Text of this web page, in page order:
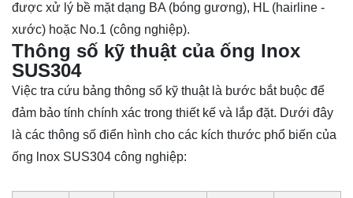
được xử lý bề mặt dạng BA (bóng gương), HL (hairline -
xước) hoặc No.1 (công nghiệp).
Thông số kỹ thuật của ống lnox
SUS304
Việc tra cứu bảng thông số kỹ thuật là bước bắt buộc để
đảm bảo tính chính xác trong thiết kế và lắp đặt. Dưới đây
là các thông số điển hình cho các kích thước phổ biến của
ống lnox SUS304 công nghiệp: